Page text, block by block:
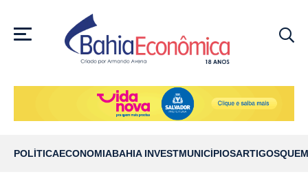
MENU
POLÍTICAECONOMIABAHIA INVESTMUNICÍPIOSARTIGOS